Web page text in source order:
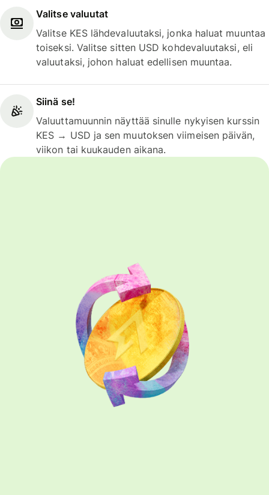
Valitse valuutat
Valitse KES lähdevaluutaksi, jonka haluat muuntaa
toiseksi. Valitse sitten USD kohdevaluutaksi, eli
valuutaksi, johon haluat edellisen muuntaa.
Siinä se!
Valuuttamuunnin näyttää sinulle nykyisen kurssin
KES → USD ja sen muutoksen viimeisen päivän,
viikon tai kuukauden aikana.